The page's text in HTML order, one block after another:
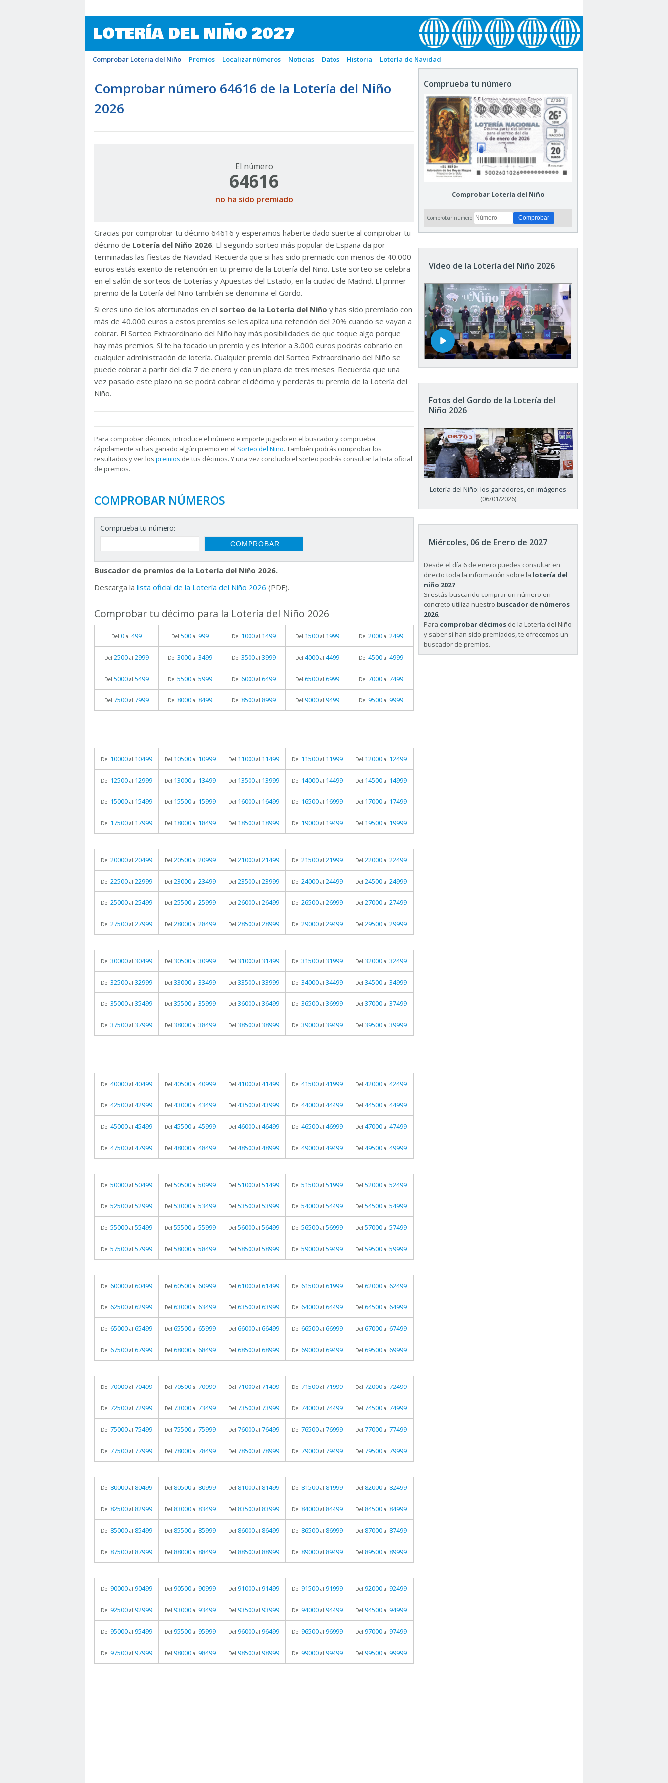
LOTERÍA DEL NIÑO 2027
Comprobar Loteria del Niño Premios Localizar números Noticias Datos Historia Lotería de Navidad
Comprobar número 64616 de la Lotería del Niño
2026
El número
64616
no ha sido premiado
Gracias por comprobar tu décimo 64616 y esperamos haberte dado suerte al comprobar tu
décimo de Lotería del Niño 2026. El segundo sorteo más popular de España da por
terminadas las fiestas de Navidad. Recuerda que si has sido premiado con menos de 40.000
euros estás exento de retención en tu premio de la Lotería del Niño. Este sorteo se celebra
en el salón de sorteos de Loterías y Apuestas del Estado, en la ciudad de Madrid. El primer
premio de la Lotería del Niño también se denomina el Gordo.
Si eres uno de los afortunados en el sorteo de la Lotería del Niño y has sido premiado con
más de 40.000 euros a estos premios se les aplica una retención del 20% cuando se vayan a
cobrar. El Sorteo Extraordinario del Niño hay más posibilidades de que toque algo porque
hay más premios. Si te ha tocado un premio y es inferior a 3.000 euros podrás cobrarlo en
cualquier administración de lotería. Cualquier premio del Sorteo Extraordinario del Niño se
puede cobrar a partir del día 7 de enero y con un plazo de tres meses. Recuerda que una
vez pasado este plazo no se podrá cobrar el décimo y perderás tu premio de la Lotería del
Niño.
Para comprobar décimos, introduce el número e importe jugado en el buscador y comprueba
rápidamente si has ganado algún premio en el Sorteo del Niño. También podrás comprobar los
resultados y ver los premios de tus décimos. Y una vez concluido el sorteo podrás consultar la lista oficial
de premios.
COMPROBAR NÚMEROS
Comprueba tu número:
Buscador de premios de la Lotería del Niño 2026.
Descarga la lista oficial de la Lotería del Niño 2026 (PDF).
Comprobar tu décimo para la Lotería del Niño 2026
Del 0 al 499 Del 500 al 999 Del 1000 al 1499 Del 1500 al 1999 Del 2000 al 2499
Del 2500 al 2999 Del 3000 al 3499 Del 3500 al 3999 Del 4000 al 4499 Del 4500 al 4999
Del 5000 al 5499 Del 5500 al 5999 Del 6000 al 6499 Del 6500 al 6999 Del 7000 al 7499
Del 7500 al 7999 Del 8000 al 8499 Del 8500 al 8999 Del 9000 al 9499 Del 9500 al 9999
Del 10000 al 10499 Del 10500 al 10999 Del 11000 al 11499 Del 11500 al 11999 Del 12000 al 12499
Del 12500 al 12999 Del 13000 al 13499 Del 13500 al 13999 Del 14000 al 14499 Del 14500 al 14999
Del 15000 al 15499 Del 15500 al 15999 Del 16000 al 16499 Del 16500 al 16999 Del 17000 al 17499
Del 17500 al 17999 Del 18000 al 18499 Del 18500 al 18999 Del 19000 al 19499 Del 19500 al 19999
Del 20000 al 20499 Del 20500 al 20999 Del 21000 al 21499 Del 21500 al 21999 Del 22000 al 22499
Del 22500 al 22999 Del 23000 al 23499 Del 23500 al 23999 Del 24000 al 24499 Del 24500 al 24999
Del 25000 al 25499 Del 25500 al 25999 Del 26000 al 26499 Del 26500 al 26999 Del 27000 al 27499
Del 27500 al 27999 Del 28000 al 28499 Del 28500 al 28999 Del 29000 al 29499 Del 29500 al 29999
Del 30000 al 30499 Del 30500 al 30999 Del 31000 al 31499 Del 31500 al 31999 Del 32000 al 32499
Del 32500 al 32999 Del 33000 al 33499 Del 33500 al 33999 Del 34000 al 34499 Del 34500 al 34999
Del 35000 al 35499 Del 35500 al 35999 Del 36000 al 36499 Del 36500 al 36999 Del 37000 al 37499
Del 37500 al 37999 Del 38000 al 38499 Del 38500 al 38999 Del 39000 al 39499 Del 39500 al 39999
Del 40000 al 40499 Del 40500 al 40999 Del 41000 al 41499 Del 41500 al 41999 Del 42000 al 42499
Del 42500 al 42999 Del 43000 al 43499 Del 43500 al 43999 Del 44000 al 44499 Del 44500 al 44999
Del 45000 al 45499 Del 45500 al 45999 Del 46000 al 46499 Del 46500 al 46999 Del 47000 al 47499
Del 47500 al 47999 Del 48000 al 48499 Del 48500 al 48999 Del 49000 al 49499 Del 49500 al 49999
Del 50000 al 50499 Del 50500 al 50999 Del 51000 al 51499 Del 51500 al 51999 Del 52000 al 52499
Del 52500 al 52999 Del 53000 al 53499 Del 53500 al 53999 Del 54000 al 54499 Del 54500 al 54999
Del 55000 al 55499 Del 55500 al 55999 Del 56000 al 56499 Del 56500 al 56999 Del 57000 al 57499
Del 57500 al 57999 Del 58000 al 58499 Del 58500 al 58999 Del 59000 al 59499 Del 59500 al 59999
Del 60000 al 60499 Del 60500 al 60999 Del 61000 al 61499 Del 61500 al 61999 Del 62000 al 62499
Del 62500 al 62999 Del 63000 al 63499 Del 63500 al 63999 Del 64000 al 64499 Del 64500 al 64999
Del 65000 al 65499 Del 65500 al 65999 Del 66000 al 66499 Del 66500 al 66999 Del 67000 al 67499
Del 67500 al 67999 Del 68000 al 68499 Del 68500 al 68999 Del 69000 al 69499 Del 69500 al 69999
Del 70000 al 70499 Del 70500 al 70999 Del 71000 al 71499 Del 71500 al 71999 Del 72000 al 72499
Del 72500 al 72999 Del 73000 al 73499 Del 73500 al 73999 Del 74000 al 74499 Del 74500 al 74999
Del 75000 al 75499 Del 75500 al 75999 Del 76000 al 76499 Del 76500 al 76999 Del 77000 al 77499
Del 77500 al 77999 Del 78000 al 78499 Del 78500 al 78999 Del 79000 al 79499 Del 79500 al 79999
Del 80000 al 80499 Del 80500 al 80999 Del 81000 al 81499 Del 81500 al 81999 Del 82000 al 82499
Del 82500 al 82999 Del 83000 al 83499 Del 83500 al 83999 Del 84000 al 84499 Del 84500 al 84999
Del 85000 al 85499 Del 85500 al 85999 Del 86000 al 86499 Del 86500 al 86999 Del 87000 al 87499
Del 87500 al 87999 Del 88000 al 88499 Del 88500 al 88999 Del 89000 al 89499 Del 89500 al 89999
Del 90000 al 90499 Del 90500 al 90999 Del 91000 al 91499 Del 91500 al 91999 Del 92000 al 92499
Del 92500 al 92999 Del 93000 al 93499 Del 93500 al 93999 Del 94000 al 94499 Del 94500 al 94999
Del 95000 al 95499 Del 95500 al 95999 Del 96000 al 96499 Del 96500 al 96999 Del 97000 al 97499
Del 97500 al 97999 Del 98000 al 98499 Del 98500 al 98999 Del 99000 al 99499 Del 99500 al 99999
Comprueba tu número
Comprobar Lotería del Niño
Comprobar número:
Vídeo de la Lotería del Niño 2026
Fotos del Gordo de la Lotería del
Niño 2026
Lotería del Niño: los ganadores, en imágenes
(06/01/2026)
Miércoles, 06 de Enero de 2027
Desde el día 6 de enero puedes consultar en
directo toda la información sobre la lotería del
niño 2027
Si estás buscando comprar un número en
concreto utiliza nuestro buscador de números
2026.
Para comprobar décimos de la Lotería del Niño
y saber si han sido premiados, te ofrecemos un
buscador de premios.